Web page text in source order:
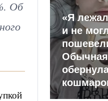
Об
«Я
и не
Обычная